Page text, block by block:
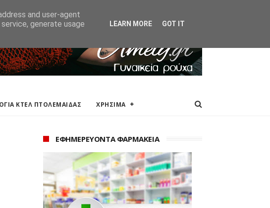
ΚΤΕΛ ΠΤΟΛΕΜΑΙΔΑΣ ΧΡΗΣΙΜΑ
ΕΦΗΜΕΡΕΥΟΝΤΑ ΦΑΡΜΑΚΕΙΑ
and user-agent
generate usage
LEARN MORE GOT IT